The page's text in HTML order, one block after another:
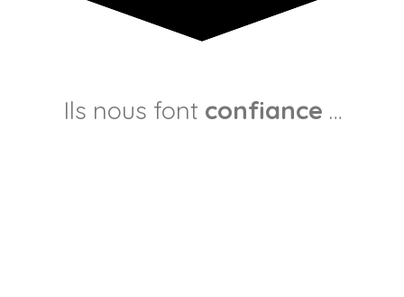
Ils nous font confiance …